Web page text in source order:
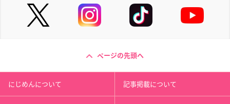
ページの先頭へ
にじめんについて 記事掲載について